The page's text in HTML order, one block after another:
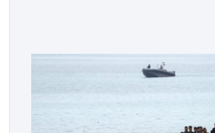
بسبب رفض استقبالها أو التكفل بها.
أن السيدة المعنية حضرت إلى
تم استقبالها وتسجيلها وإخضاعها […]